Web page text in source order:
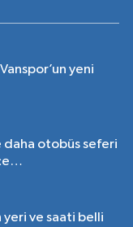
yeni
daha otobüs seferi
yeri ve saati belli